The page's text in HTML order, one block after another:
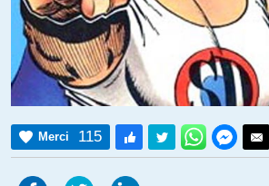
Merci 115